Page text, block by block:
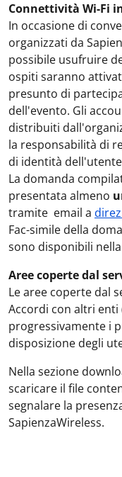
Connettività Wi-Fi
In occasione di
organizzati da
possibile usufruire
ospiti saranno
presunto di
dell'evento. Gli
distribuiti
la responsabilità di
di identità
La domanda
presentata almeno
tramite email a
Fac-simile della
sono disponibili
Aree coperte dal
Le aree coperte dal
Accordi con altri enti
progressivamente i
disposizione degli
Nella sezione
scaricare il file
segnalare la
SapienzaWireless.